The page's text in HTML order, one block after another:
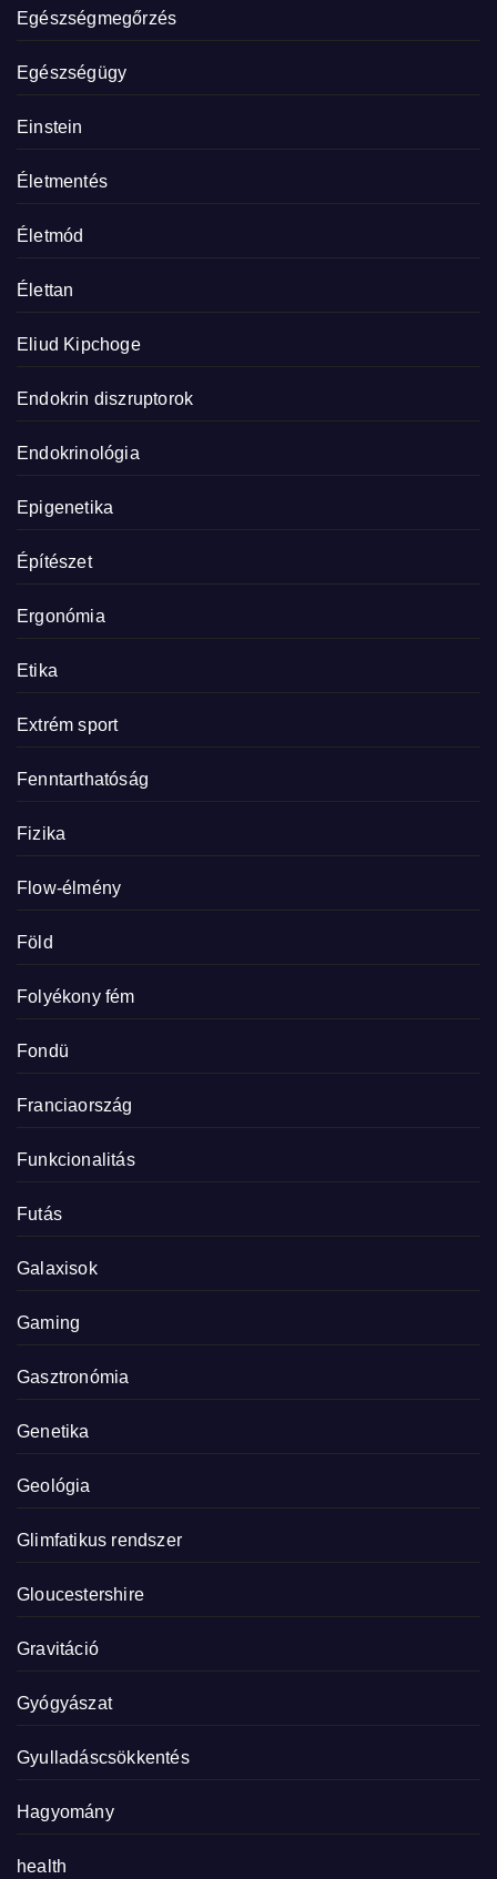
Egészségmegőrzés
Egészségügy
Einstein
Életmentés
Életmód
Élettan
Eliud Kipchoge
Endokrin diszruptorok
Endokrinológia
Epigenetika
Építészet
Ergonómia
Etika
Extrém sport
Fenntarthatóság
Fizika
Flow-élmény
Föld
Folyékony fém
Fondü
Franciaország
Funkcionalitás
Futás
Galaxisok
Gaming
Gasztronómia
Genetika
Geológia
Glimfatikus rendszer
Gloucestershire
Gravitáció
Gyógyászat
Gyulladáscsökkentés
Hagyomány
health